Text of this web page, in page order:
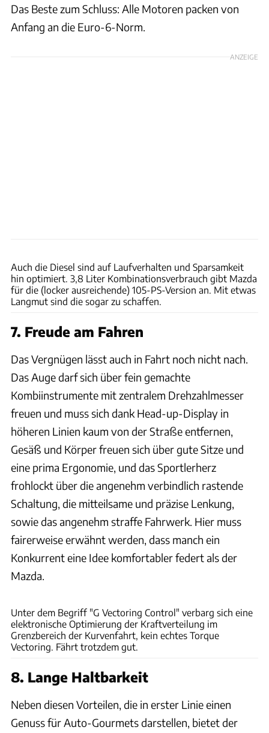
Das Beste zum Schluss: Alle Motoren packen von
Anfang an die Euro-6-Norm.
ANZEIGE
Auch die Diesel sind auf Laufverhalten und Sparsamkeit
hin optimiert. 3,8 Liter Kombinationsverbrauch gibt Mazda
für die (locker ausreichende) 105-PS-Version an. Mit etwas
Langmut sind die sogar zu schaffen.
7. Freude am Fahren
Das Vergnügen lässt auch in Fahrt noch nicht nach.
Das Auge darf sich über fein gemachte
Kombiinstrumente mit zentralem Drehzahlmesser
freuen und muss sich dank Head-up-Display in
höheren Linien kaum von der Straße entfernen,
Gesäß und Körper freuen sich über gute Sitze und
eine prima Ergonomie, und das Sportlerherz
frohlockt über die angenehm verbindlich rastende
Schaltung, die mitteilsame und präzise Lenkung,
sowie das angenehm straffe Fahrwerk. Hier muss
fairerweise erwähnt werden, dass manch ein
Konkurrent eine Idee komfortabler federt als der
Mazda.
Unter dem Begriff "G Vectoring Control" verbarg sich eine
elektronische Optimierung der Kraftverteilung im
Grenzbereich der Kurvenfahrt, kein echtes Torque
Vectoring. Fährt trotzdem gut.
8. Lange Haltbarkeit
Neben diesen Vorteilen, die in erster Linie einen
Genuss für Auto-Gourmets darstellen, bietet der